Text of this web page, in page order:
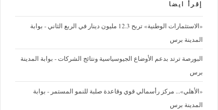
إقرأ ايضا
«الاستثمارات الوطنية» تربح 12.3 مليون دينار في الربع الثاني - بوابة
المدينة برس
البورصة ترتد بدعم الأوضاع الجيوسياسية ونتائج الشركات - بوابة المدينة
برس
«الأهلي»... مركز رأسمالي قوي وقاعدة صلبة للنمو المستمر - بوابة
المدينة برس